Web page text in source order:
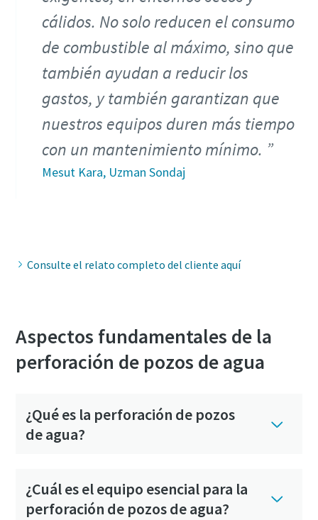
cálidos. No solo reducen el consumo
de combustible al máximo, sino que
también ayudan a reducir los
gastos, y también garantizan que
nuestros equipos duren más tiempo
con un mantenimiento mínimo.
Mesut Kara, Uzman Sondaj
Consulte el relato completo del cliente aquí
Aspectos fundamentales de la
perforación de pozos de agua
¿Qué es la perforación de pozos
de agua?
¿Cuál es el equipo esencial para la
perforación de pozos de agua?